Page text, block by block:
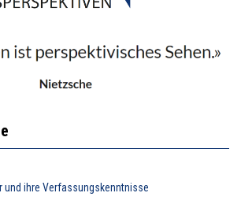
und ihre Verfassungskenntnisse